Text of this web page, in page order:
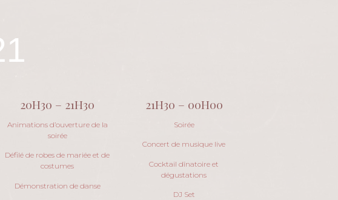
20H30 – 21H30
Animations d’ouverture de la
soirée
Défilé de robes de mariée et de
costumes
Démonstration de danse
21H30 – 00H00
Soirée
Concert de musique live
Cocktail dînatoire et
dégustations
DJ Set